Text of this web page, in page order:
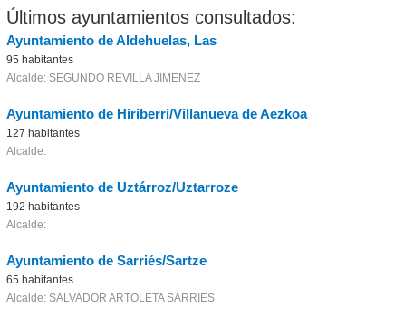
Últimos ayuntamientos consultados:
Ayuntamiento de Aldehuelas, Las
95 habitantes
Alcalde: SEGUNDO REVILLA JIMENEZ
Ayuntamiento de Hiriberri/Villanueva de Aezkoa
127 habitantes
Alcalde:
Ayuntamiento de Uztárroz/Uztarroze
192 habitantes
Alcalde:
Ayuntamiento de Sarriés/Sartze
65 habitantes
Alcalde: SALVADOR ARTOLETA SARRIES